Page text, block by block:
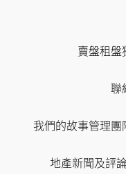
賣盤租盤
聯
我們的故事管理團
地產新聞及評